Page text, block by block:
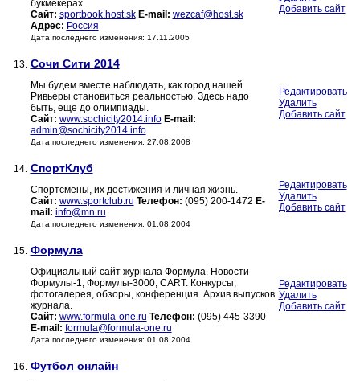
букмекерах.
Сайт: sportbook.host.sk E-mail: wezcaf@host.sk
Адрес: Россия
Дата последнего изменения: 17.11.2005
Добавить сайт
13. Сочи Сити 2014
Мы будем вместе наблюдать, как город нашей
Ривьеры становиться реальностью. Здесь надо
быть, еще до олимпиады.
Сайт: www.sochicity2014.info E-mail:
admin@sochicity2014.info
Дата последнего изменения: 27.08.2008
Редактировать
Удалить
Добавить сайт
14. СпортКлуб
Спортсмены, их достижения и личная жизнь.
Сайт: www.sportclub.ru Телефон: (095) 200-1472 E-
mail: info@mn.ru
Дата последнего изменения: 01.08.2004
Редактировать
Удалить
Добавить сайт
15. Формула
Официальный сайт журнала Формула. Новости
Формулы-1, Формулы-3000, CART. Конкурсы,
фотогалерея, обзоры, конференция. Архив выпусков
журнала.
Сайт: www.formula-one.ru Телефон: (095) 445-3390
E-mail: formula@formula-one.ru
Дата последнего изменения: 01.08.2004
Редактировать
Удалить
Добавить сайт
16. Футбол онлайн